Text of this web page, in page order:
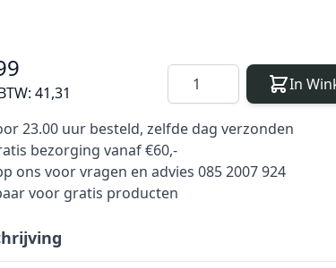
41,31
Aantal In
23.00 uur besteld, zelfde dag verzonden
bezorging vanaf €60,-
ons voor vragen en advies 085 2007 924
voor gratis producten